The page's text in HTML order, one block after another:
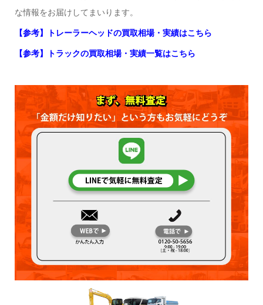
な情報をお届けしてまいります。
【参考】トレーラーヘッドの買取相場・実績はこちら
【参考】トラックの買取相場・実績一覧はこちら